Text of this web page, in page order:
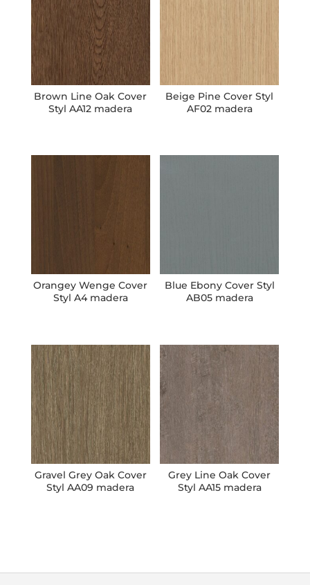
Brown Line Oak Cover
Styl AA12 madera
Beige Pine Cover Styl
AF02 madera
Orangey Wenge Cover
Styl A4 madera
Blue Ebony Cover Styl
AB05 madera
Gravel Grey Oak Cover
Styl AA09 madera
Grey Line Oak Cover
Styl AA15 madera